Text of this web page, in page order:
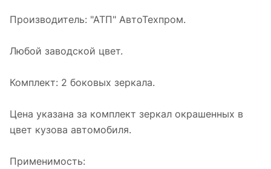
Производитель: "АТП" АвтоТехпром.
Любой заводской цвет.
Комплект: 2 боковых зеркала.
Цена указана за комплект зеркал окрашенных в
цвет кузова автомобиля.
Применимость: